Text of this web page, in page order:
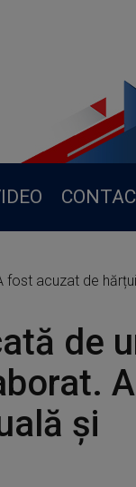
acuzat de
de
și